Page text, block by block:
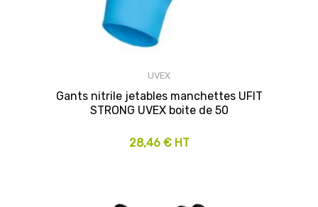
UVEX
Gants nitrile jetables manchettes UFIT
STRONG UVEX boite de 50
28,46 € HT